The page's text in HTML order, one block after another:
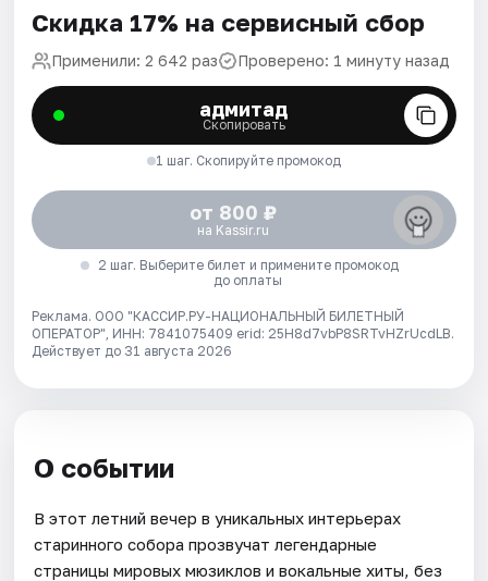
Скидка 17% на сервисный сбор
Применили: 2 642 раз Проверено: 1 минуту назад
адмитад
Скопировать
1 шаг. Скопируйте промокод
от 800 ₽
на Kassir.ru
2 шаг. Выберите билет и примените промокод
до оплаты
Реклама. ООО "КАССИР.РУ-НАЦИОНАЛЬНЫЙ БИЛЕТНЫЙ
ОПЕРАТОР", ИНН: 7841075409 erid: 25H8d7vbP8SRTvHZrUcdLB.
Действует до 31 августа 2026
О событии
В этот летний вечер в уникальных интерьерах
старинного собора прозвучат легендарные
страницы мировых мюзиклов и вокальные хиты, без